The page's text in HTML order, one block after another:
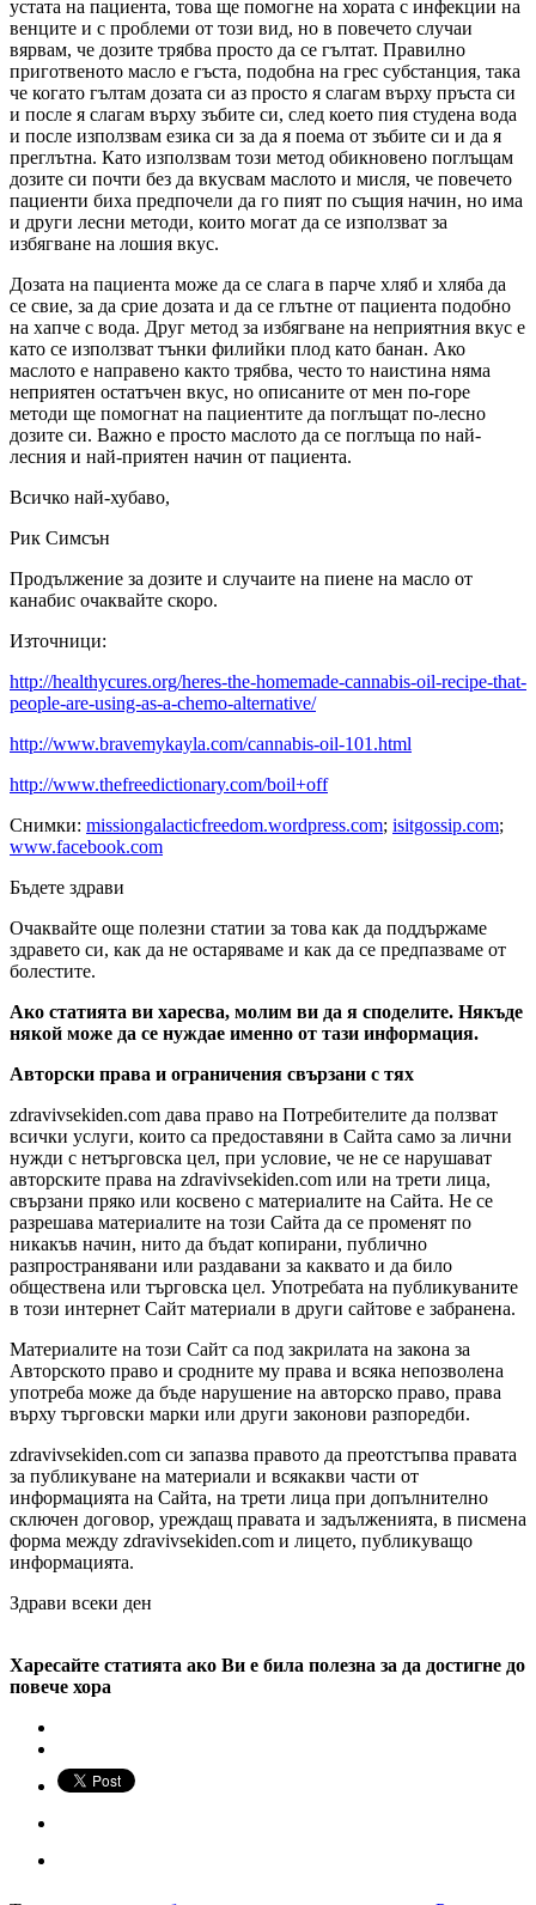
устата на пациента, това ще помогне на хората с инфекции на
венците и с проблеми от този вид, но в повечето случаи
вярвам, че дозите трябва просто да се гълтат. Правилно
приготвеното масло е гъста, подобна на грес субстанция, така
че когато гълтам дозата си аз просто я слагам върху пръста си
и после я слагам върху зъбите си, след което пия студена вода
и после използвам езика си за да я поема от зъбите си и да я
преглътна. Като използвам този метод обикновено поглъщам
дозите си почти без да вкусвам маслото и мисля, че повечето
пациенти биха предпочели да го пият по същия начин, но има
и други лесни методи, които могат да се използват за
избягване на лошия вкус.
Дозата на пациента може да се слага в парче хляб и хляба да
се свие, за да срие дозата и да се глътне от пациента подобно
на хапче с вода. Друг метод за избягване на неприятния вкус е
като се използват тънки филийки плод като банан. Ако
маслото е направено както трябва, често то наистина няма
неприятен остатъчен вкус, но описаните от мен по-горе
методи ще помогнат на пациентите да поглъщат по-лесно
дозите си. Важно е просто маслото да се поглъща по най-
лесния и най-приятен начин от пациента.
Всичко най-хубаво,
Рик Симсън
Продължение за дозите и случаите на пиене на масло от
канабис очаквайте скоро.
Източници:
http://healthycures.org/heres-the-homemade-cannabis-oil-recipe-that-
people-are-using-as-a-chemo-alternative/
http://www.bravemykayla.com/cannabis-oil-101.html
http://www.thefreedictionary.com/boil+off
Снимки: missiongalacticfreedom.wordpress.com; isitgossip.com;
www.facebook.com
Бъдете здрави
Очаквайте още полезни статии за това как да поддържаме
здравето си, как да не остаряваме и как да се предпазваме от
болестите.
Ако статията ви харесва, молим ви да я споделите. Някъде
някой може да се нуждае именно от тази информация.
Авторски права и ограничения свързани с тях
zdravivsekiden.com дава право на Потребителите да ползват
всички услуги, които са предоставяни в Сайта само за лични
нужди с нетърговска цел, при условие, че не се нарушават
авторските права на zdravivsekiden.com или на трети лица,
свързани пряко или косвено с материалите на Сайта. Не се
разрешава материалите на този Сайта да се променят по
никакъв начин, нито да бъдат копирани, публично
разпространявани или раздавани за каквато и да било
обществена или търговска цел. Употребата на публикуваните
в този интернет Сайт материали в други сайтове е забранена.
Материалите на този Сайт са под закрилата на закона за
Авторското право и сродните му права и всяка непозволена
употреба може да бъде нарушение на авторско право, права
върху търговски марки или други законови разпоредби.
zdravivsekiden.com си запазва правото да преотстъпва правата
за публикуване на материали и всякакви части от
информацията на Сайта, на трети лица при допълнително
сключен договор, уреждащ правата и задълженията, в писмена
форма между zdravivsekiden.com и лицето, публикуващо
информацията.
Здрави всеки ден
Харесайте статията ако Ви е била полезна за да достигне до
повече хора